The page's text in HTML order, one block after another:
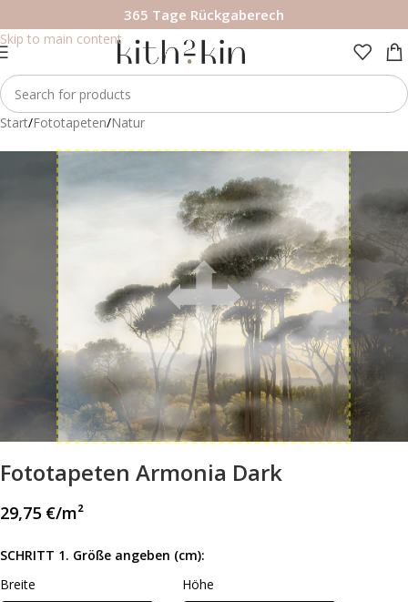
Skip to main content
365 Tage Rückgaberech
Start/Fototapeten/Natur
Fototapeten Armonia Dark
29,75 €/m²
SCHRITT 1. Größe angeben (cm):
Breite
Höhe